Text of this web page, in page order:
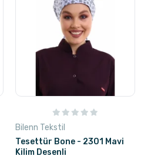
Bilenn Tekstil
Tesettür Bone - 2301 Mavi
Kilim Desenli